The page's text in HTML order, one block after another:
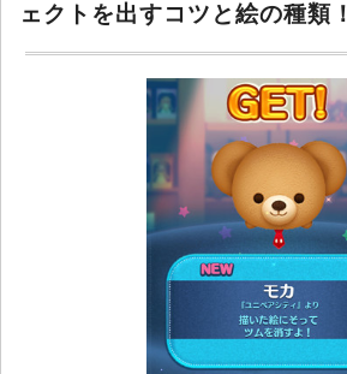
ェクトを出すコツと絵の種類！